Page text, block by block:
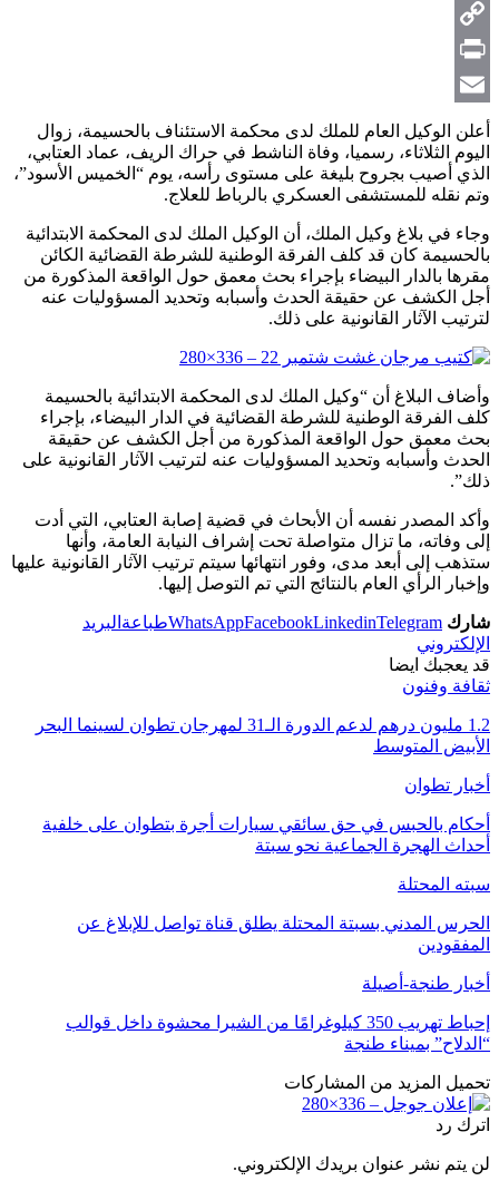
Telegram
Copy
Link
Print
Email
أعلن الوكيل العام للملك لدى محكمة الاستئناف بالحسيمة، زوال
اليوم الثلاثاء، رسميا، وفاة الناشط في حراك الريف، عماد العتابي،
الذي أصيب بجروح بليغة على مستوى رأسه، يوم “الخميس الأسود”،
وتم نقله للمستشفى العسكري بالرباط للعلاج.
وجاء في بلاغ وكيل الملك، أن الوكيل الملك لدى المحكمة الابتدائية
بالحسيمة كان قد كلف الفرقة الوطنية للشرطة القضائية الكائن
مقرها بالدار البيضاء بإجراء بحث معمق حول الواقعة المذكورة من
أجل الكشف عن حقيقة الحدث وأسبابه وتحديد المسؤوليات عنه
لترتيب الآثار القانونية على ذلك.
وأضاف البلاغ أن “وكيل الملك لدى المحكمة الابتدائية بالحسيمة
كلف الفرقة الوطنية للشرطة القضائية في الدار البيضاء، بإجراء
بحث معمق حول الواقعة المذكورة من أجل الكشف عن حقيقة
الحدث وأسبابه وتحديد المسؤوليات عنه لترتيب الآثار القانونية على
ذلك”.
وأكد المصدر نفسه أن الأبحاث في قضية إصابة العتابي، التي أدت
إلى وفاته، ما تزال متواصلة تحت إشراف النيابة العامة، وأنها
ستذهب إلى أبعد مدى، وفور انتهائها سيتم ترتيب الآثار القانونية عليها
وإخبار الرأي العام بالنتائج التي تم التوصل إليها.
شارك WhatsAppFacebookLinkedinTelegram طباعة البريد
الإلكتروني
قد يعجبك ايضا
ثقافة وفنون
1.2 مليون درهم لدعم الدورة الـ31 لمهرجان تطوان لسينما البحر
الأبيض المتوسط
أخبار تطوان
أحكام بالحبس في حق سائقي سيارات أجرة بتطوان على خلفية
أحداث الهجرة الجماعية نحو سبتة
سبته المحتلة
الحرس المدني بسبتة المحتلة يطلق قناة تواصل للإبلاغ عن
المفقودين
أخبار طنجة-أصيلة
إحباط تهريب 350 كيلوغرامًا من الشيرا محشوة داخل قوالب
“الدلاح” بميناء طنجة
تحميل المزيد من المشاركات
اترك رد
لن يتم نشر عنوان بريدك الإلكتروني.